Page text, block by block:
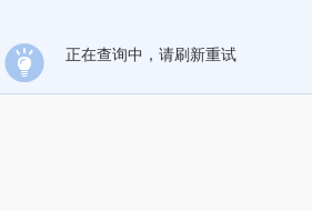
正在查询中，请刷新重试